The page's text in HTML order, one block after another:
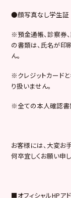
●顔写真なし学生証
※預金通帳、診察券
の書類は、氏名が印
ん。
※クレジットカード
り扱いません。
※全ての本人確認書
お客様には、大変お
何卒宜しくお願い申
■オフィシャルHPア